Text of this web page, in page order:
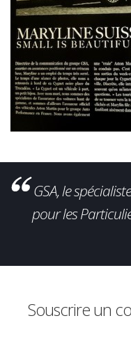
GSA, le
pour les
Souscrire un